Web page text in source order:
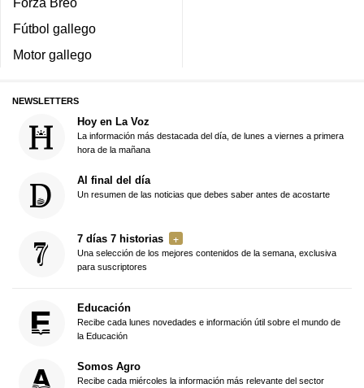
Fútbol gallego
Motor gallego
NEWSLETTERS
Hoy en La Voz
La información más destacada del día, de lunes a viernes a primera
hora de la mañana
Al final del día
Un resumen de las noticias que debes saber antes de acostarte
7 días 7 historias
Una selección de los mejores contenidos de la semana, exclusiva
para suscriptores
Educación
Recibe cada lunes novedades e información útil sobre el mundo de
la Educación
Somos Agro
Recibe cada miércoles la información más relevante del sector